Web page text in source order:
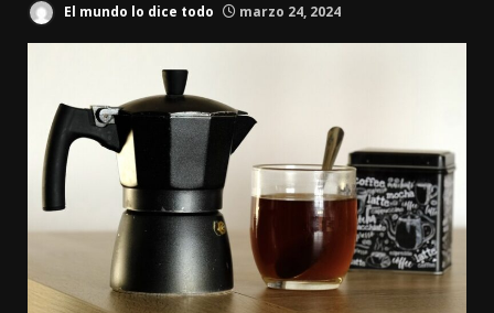
El mundo lo dice todo marzo 24, 2024